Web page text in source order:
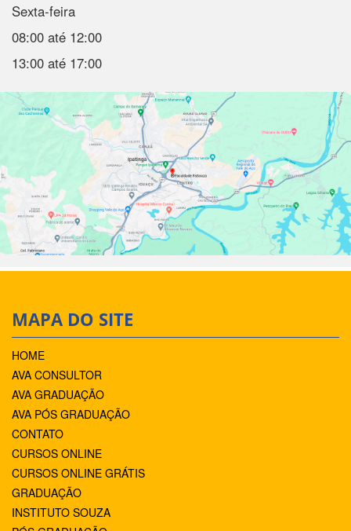
Sexta-feira
08:00 até 12:00
13:00 até 17:00
MAPA DO SITE
HOME
AVA CONSULTOR
AVA GRADUAÇÃO
AVA PÓS GRADUAÇÃO
CONTATO
CURSOS ONLINE
CURSOS ONLINE GRÁTIS
GRADUAÇÃO
INSTITUTO SOUZA